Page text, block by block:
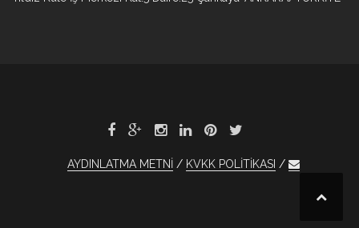
AYDINLATMA METNİ KVKK POLİTİKASI